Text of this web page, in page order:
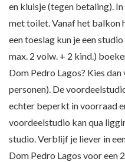
en kluisje (tegen betaling).
met toilet. Vanaf het balkon
een toeslag kun je een
max. 2 volw. + 2 kind.)
Dom Pedro Lagos? Kies
personen). De
echter beperkt in voorraad
voordeelstudio kan qua
studio. Verblijf je liever in
Dom Pedro Lagos voor een